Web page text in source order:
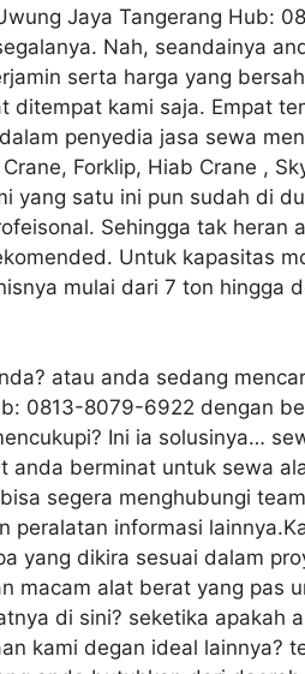
Jaya Tangerang Hub:
Nah, seandainya
serta harga yang
kami saja. Empat
penyedia jasa sewa
Forklip, Hiab Crane ,
yang satu ini pun sudah di
Sehingga tak heran
Untuk kapasitas
mulai dari 7 ton hingga
atau anda sedang
0813-8079-6922 dengan
Ini ia solusinya…
anda berminat untuk sewa
segera menghubungi
peralatan informasi
yang dikira sesuai dalam
macam alat berat yang pas
di sini? seketika apakah
kami degan ideal lainnya?